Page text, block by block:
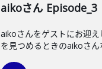
aikoさん Episode_3
aikoさんをゲストにお迎
を見つめるときのaikoさ